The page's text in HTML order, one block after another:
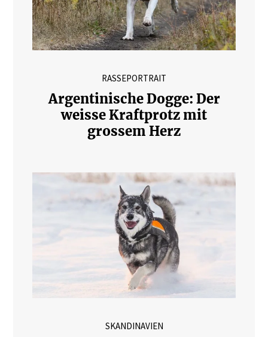
RASSEPORTRAIT
Argentinische Dogge: Der
weisse Kraftprotz mit
grossem Herz
SKANDINAVIEN